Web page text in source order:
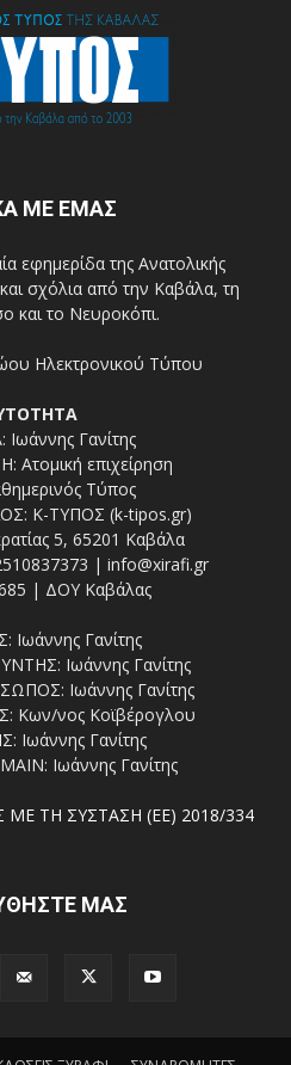
ΜΕ ΕΜΑΣ
εφημερίδα της Ανατολικής
σχόλια από την Καβάλα, τη
και το Νευροκόπι.
Γανίτης
επιχείρηση
Τύπος
Κ-ΤΥΠΟΣ (k-tipos.gr)
5, 65201 Καβάλα
| info@xirafi.gr
| ΔΟΥ Καβάλας
Ιωάννης Γανίτης
Ιωάννης Γανίτης
Ιωάννης Γανίτης
Κων/νος Κοϊβέρογλου
Ιωάννης Γανίτης
Ιωάννης Γανίτης
ΤΗ ΣΥΣΤΑΣΗ (ΕΕ) 2018/334
ΜΑΣ